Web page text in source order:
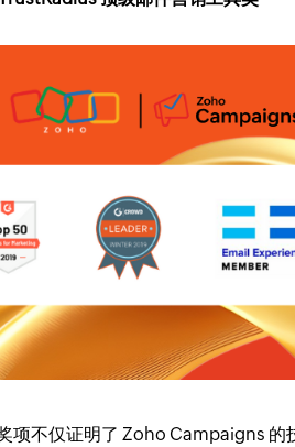
项不仅证明了 Zoho Campaigns